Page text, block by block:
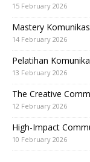
15 February 2026
Mastery
14 February 2026
Pelatihan
13 February 2026
The Creative
12 February 2026
High-Impact
10 February 2026